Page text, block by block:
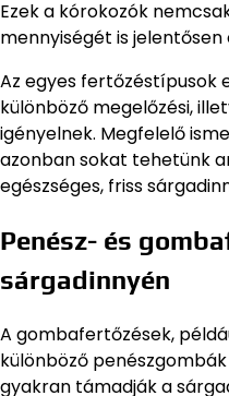
Ezek a kórokozók
mennyiségét is
Az egyes fertőzéstípusok
különböző megelőzési,
igényelnek. Megfelelő
azonban sokat tehetünk
egészséges, friss
Penész- és
sárgadinnyén
A gombafertőzések,
különböző
gyakran támadják a